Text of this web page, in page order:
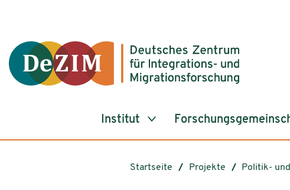
Institut
Startseite Projekte Politik-